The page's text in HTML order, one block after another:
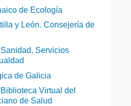
de Ecología
y León. Consejería de
Servicios
de Galicia
Virtual del
de Salud